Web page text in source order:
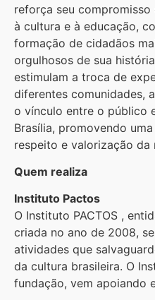
reforça seu
à cultura e à educação,
formação de cidadãos
orgulhosos de sua
estimulam a troca de
diferentes comunidades,
o vínculo entre o público
Brasília, promovendo
respeito e valorização da
Quem realiza
Instituto Pactos
O Instituto PACTOS ,
criada no ano de 2008,
atividades que
da cultura brasileira. O
fundação, vem apoiando